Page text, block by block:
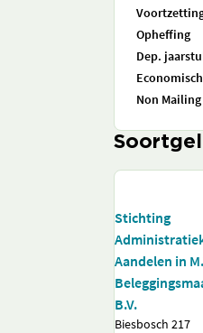
Opheffing
Dep.
Non
Stichting
Aandelen in
B.V.
Biesbosch 217